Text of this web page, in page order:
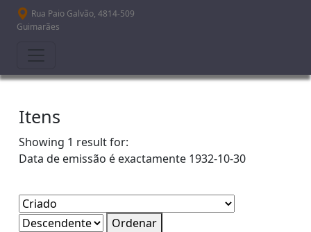
Passar para o conteúdo principal
Rua Paio Galvão, 4814-509
Guimarães
Itens
Showing 1 result for:
Data de emissão é exactamente 1932-10-30
Ordenar